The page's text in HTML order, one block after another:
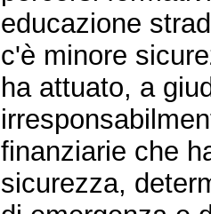
educazione
c'è minore
ha attuato, a
finanziarie che
sicurezza,